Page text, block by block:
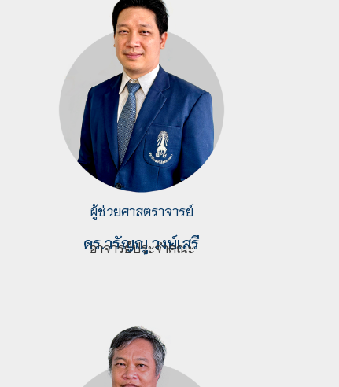
ผู้ช่วยศาสตราจารย์
ดร.วรัญญู วงษ์เสรี
อาจารย์ประจำคณะ